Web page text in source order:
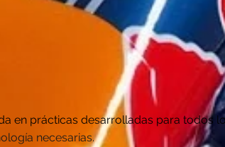
en prácticas desarrolladas para todos
necesarias.